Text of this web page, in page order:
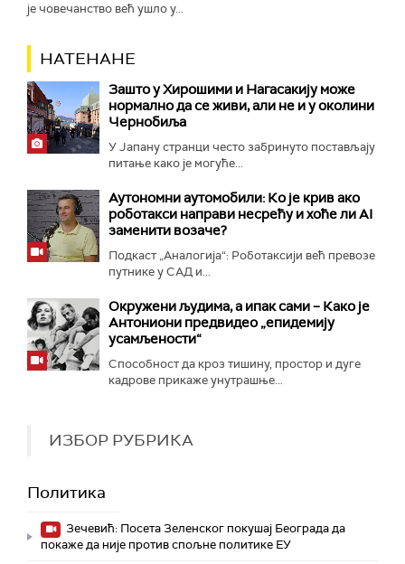
је човечанство већ ушло у...
НАТЕНАНЕ
Зашто у Хирошими и Нагасакију може
нормално да се живи, али не и у околини
Чернобиља
У Јапану странци често забринуто постављају
питање како је могуће...
Аутономни аутомобили: Ко је крив ако
роботакси направи несрећу и хоће ли AI
заменити возаче?
Подкаст „Аналогија“: Роботаксији већ превозе
путнике у САД и...
Окружени људима, а ипак сами – Како је
Антониони предвидео „епидемију
усамљености“
Способност да кроз тишину, простор и дуге
кадрове прикаже унутрашње...
ИЗБОР РУБРИКА
Политика
Зечевић: Посета Зеленског покушај Београда да
покаже да није против спољне политике ЕУ